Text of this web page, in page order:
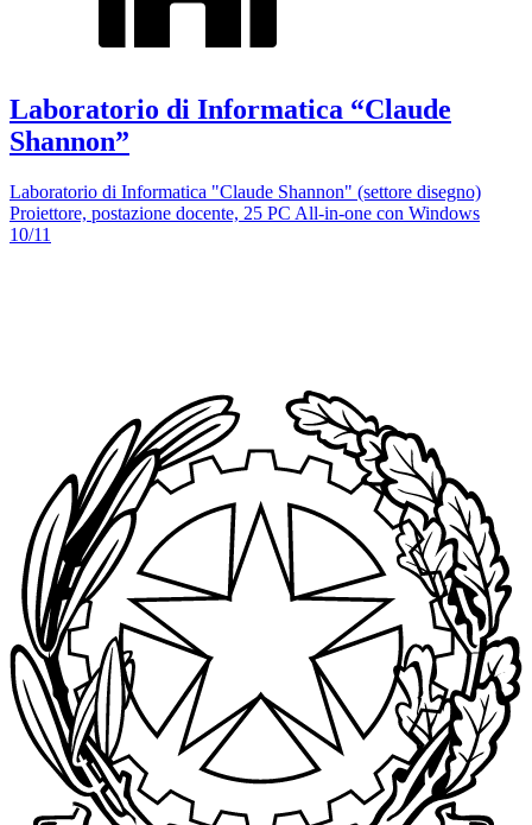
Laboratorio di Informatica “Claude
Shannon”
Laboratorio di Informatica "Claude Shannon" (settore disegno)
Proiettore, postazione docente, 25 PC All-in-one con Windows
10/11